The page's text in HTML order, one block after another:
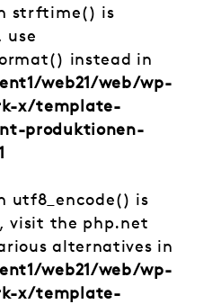
strftime() is
use
instead in
web21/web/wp-
x/template-
produktionen-
utf8_encode() is
visit the php.net
alternatives in
web21/web/wp-
x/template-